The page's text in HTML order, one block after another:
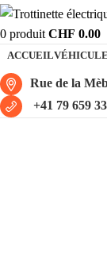
0 produit CHF 0.00
ACCUEIL
Rue de la
+41 79 659